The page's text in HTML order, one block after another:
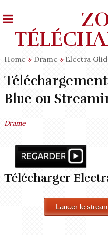
Home » Drame » Electra
Blue ou
Drame
Télécharger